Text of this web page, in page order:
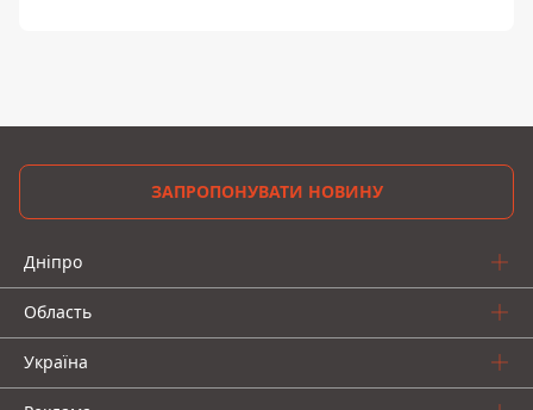
ЗАПРОПОНУВАТИ НОВИНУ
Дніпро
Область
Україна